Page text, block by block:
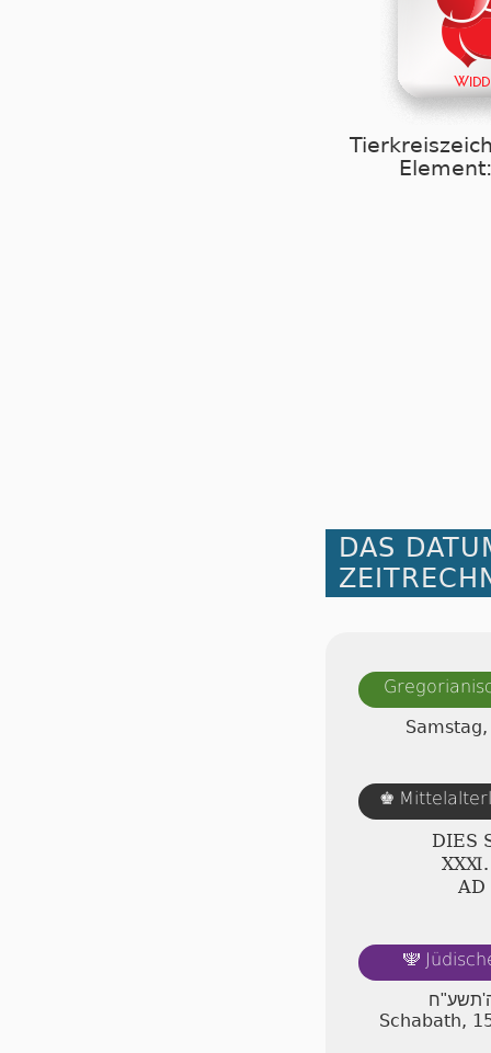
DAS
♚
DIES
ⅩⅩⅪ.
🕎
Schabath,